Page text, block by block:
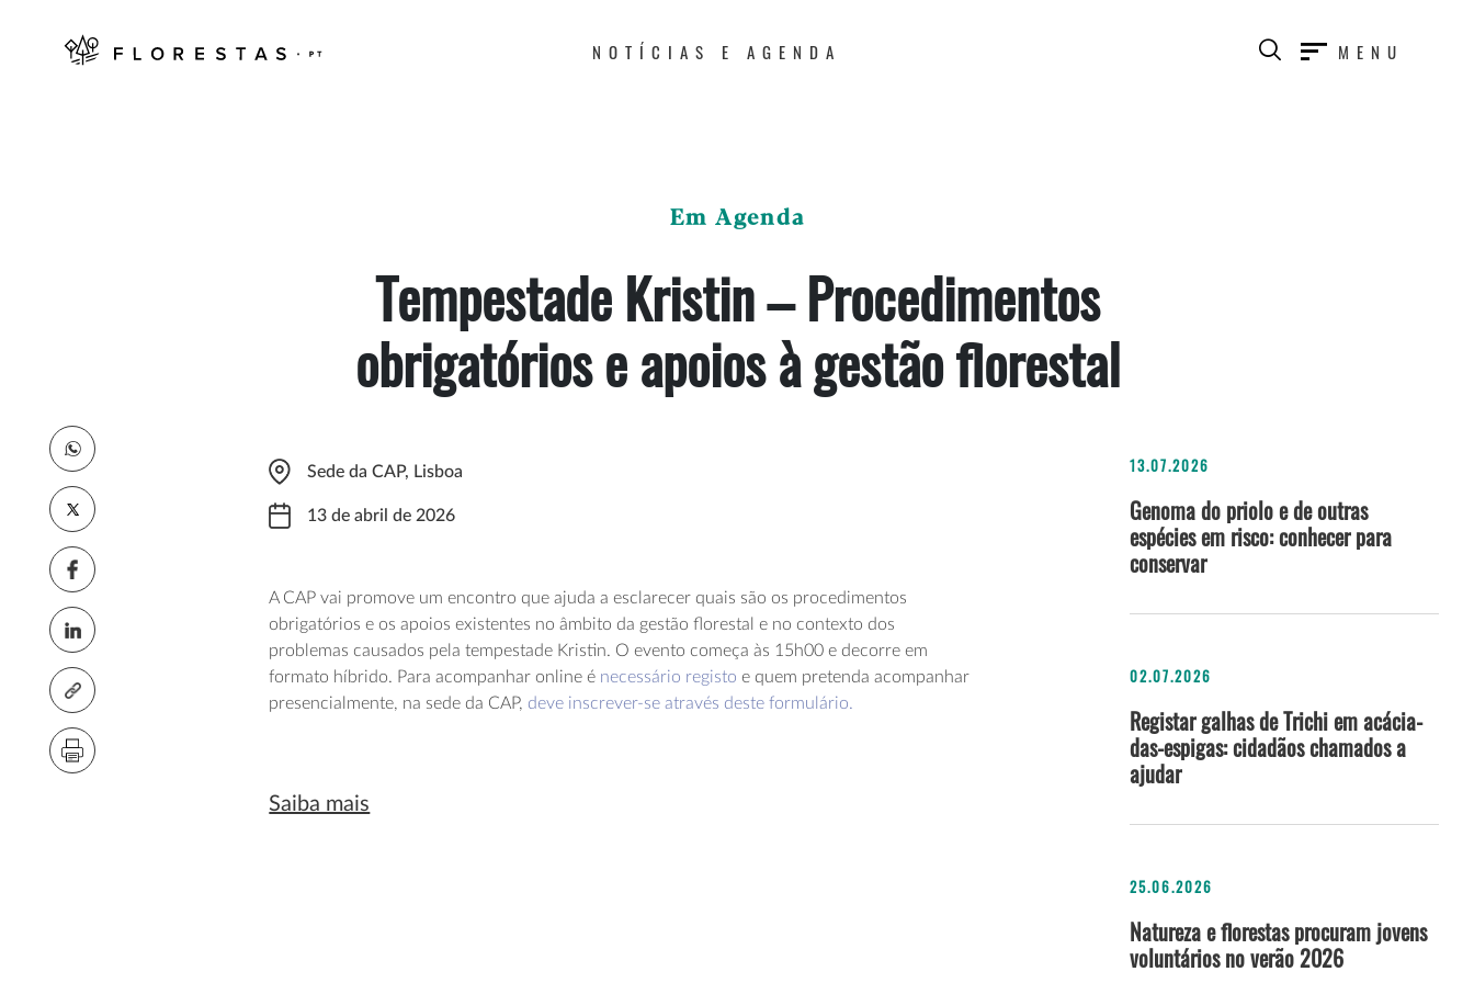
NOTÍCIAS E AGENDA MENU
Em Agenda
Tempestade Kristin – Procedimentos
obrigatórios e apoios à gestão florestal
Sede da CAP, Lisboa
13 de abril de 2026
A CAP vai promove um encontro que ajuda a esclarecer quais são os procedimentos
obrigatórios e os apoios existentes no âmbito da gestão florestal e no contexto dos
problemas causados pela tempestade Kristin. O evento começa às 15h00 e decorre em
formato híbrido. Para acompanhar online é necessário registo e quem pretenda acompanhar
presencialmente, na sede da CAP, deve inscrever-se através deste formulário.
Saiba mais
13.07.2026
Genoma do priolo e de outras
espécies em risco: conhecer para
conservar
02.07.2026
Registar galhas de Trichi em acácia-
das-espigas: cidadãos chamados a
ajudar
25.06.2026
Natureza e florestas procuram jovens
voluntários no verão 2026